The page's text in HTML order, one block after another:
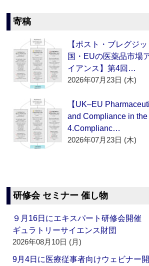
寄稿
【ポスト・ブレグジ
国・EUの医薬品市場
イアンス】第4回…
2026年07月23日 (木)
【UK–EU
and Compliance in the
4.Complianc…
2026年07月23日 (木)
研修会 セミナー 催し物
９月16日にエキスパート研修会開催
ギュラトリーサイエンス財団
2026年08月10日 (月)
9月4日に医療従事者向けウェビナー